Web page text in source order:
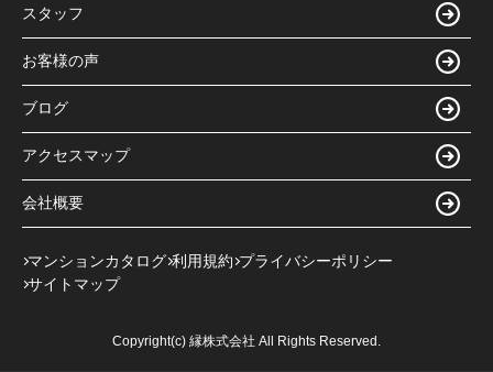
スタッフ
お客様の声
ブログ
アクセスマップ
会社概要
マンションカタログ 利用規約 プライバシーポリシー
サイトマップ
Copyright(c) 縁株式会社 All Rights Reserved.